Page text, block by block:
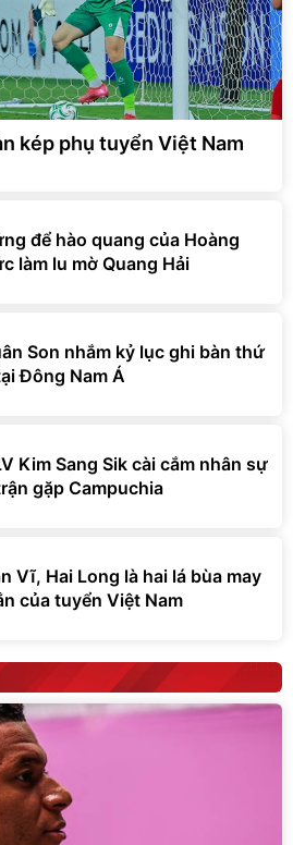
kép phụ tuyển Việt Nam
để hào quang của Hoàng
làm lu mờ Quang Hải
Son nhắm kỷ lục ghi bàn thứ
Đông Nam Á
Kim Sang Sik cài cắm nhân sự
gặp Campuchia
Vĩ, Hai Long là hai lá bùa may
của tuyển Việt Nam